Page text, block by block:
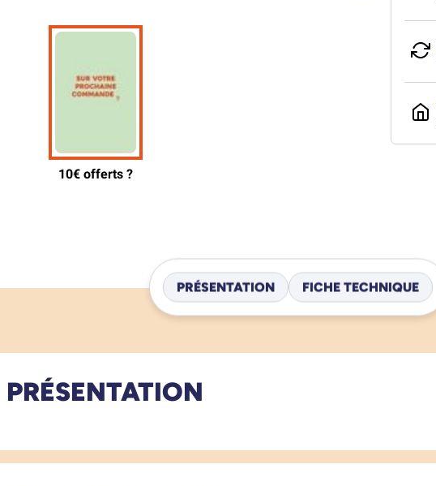
PRÉSENTATION FICHE TECHNIQUE
PRÉSENTATION